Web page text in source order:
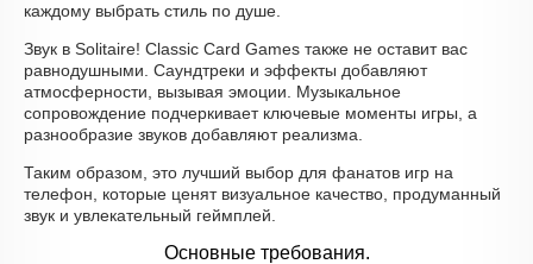
каждому выбрать стиль по душе.
Звук в Solitaire! Classic Card Games также не оставит вас
равнодушными. Саундтреки и эффекты добавляют
атмосферности, вызывая эмоции. Музыкальное
сопровождение подчеркивает ключевые моменты игры, а
разнообразие звуков добавляют реализма.
Таким образом, это лучший выбор для фанатов игр на
телефон, которые ценят визуальное качество, продуманный
звук и увлекательный геймплей.
Основные требования.